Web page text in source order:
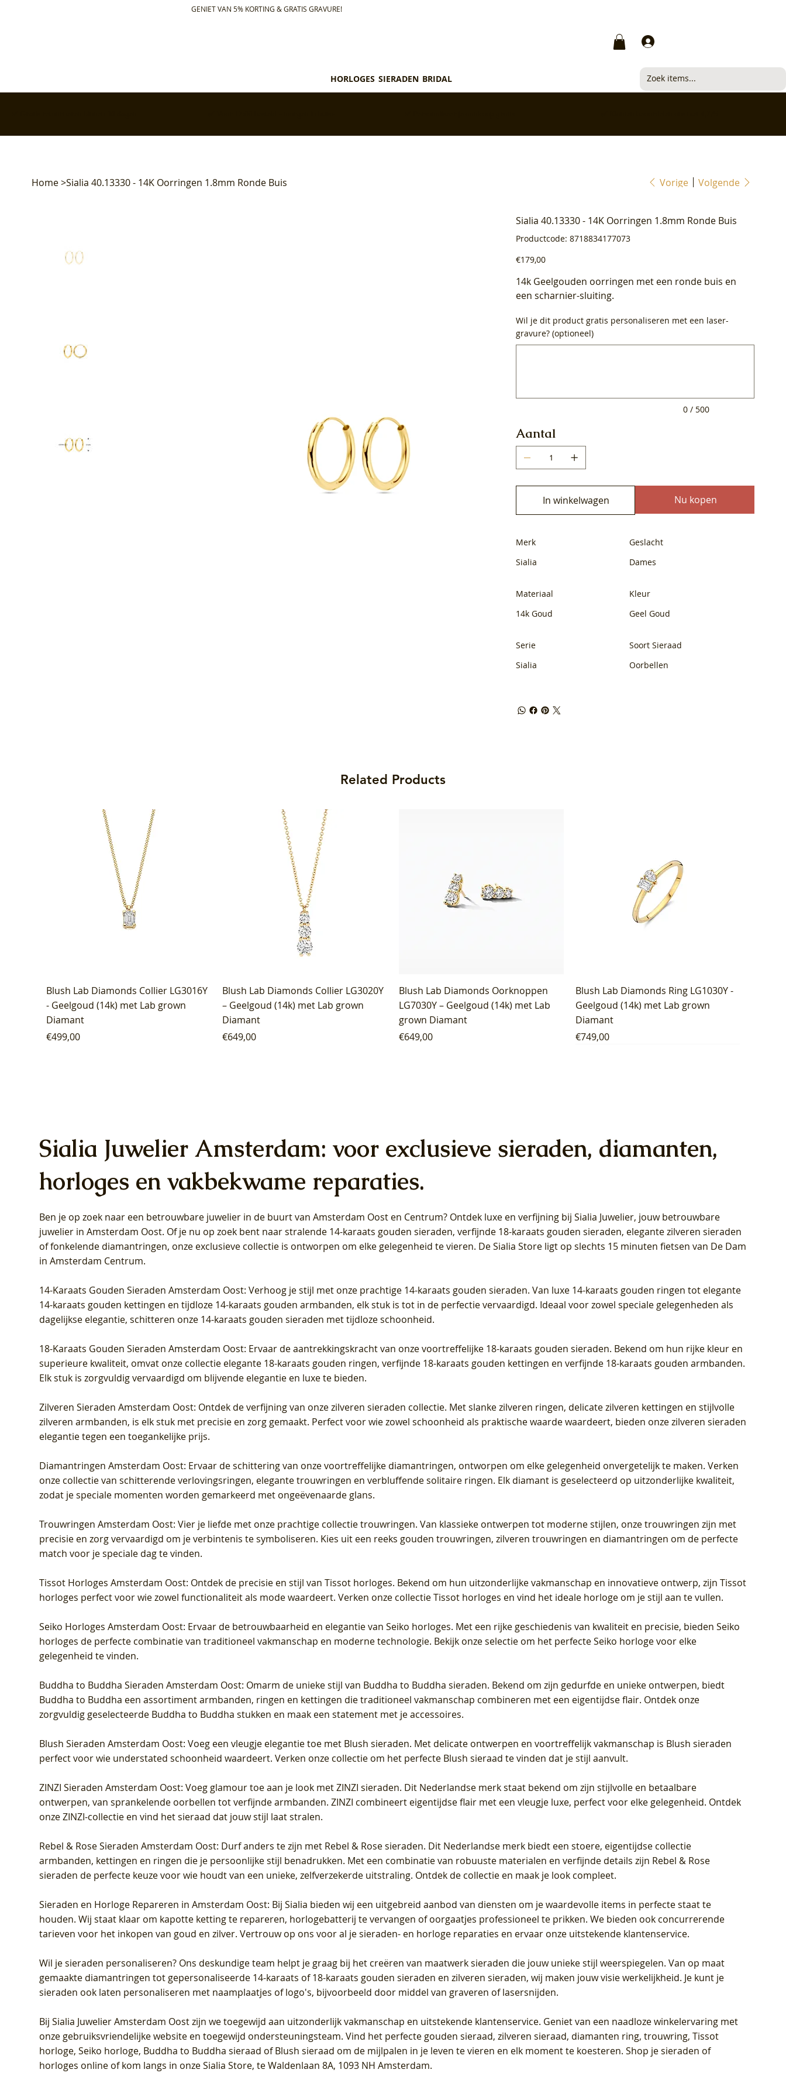
GENIET VAN 5% KORTING & GRATIS GRAVURE!
HORLOGES SIERADEN BRIDAL
Home>Sialia 40.13330 - 14K Oorringen 1.8mm Ronde Buis Vorige Volgende
Sialia 40.13330 - 14K Oorringen 1.8mm Ronde Buis
Productcode: Productcode
8718834177073
8718834177073
Prijs
€179,00
14k Geelgouden oorringen met een ronde buis en
een scharnier-sluiting.
Wil je dit product gratis personaliseren met een laser-
gravure? (optioneel)
0 / 500
Aantal
In winkelwagen Nu kopen
Merk
Sialia
Geslacht
Dames
Materiaal
14k Goud
Kleur
Geel Goud
Serie
Sialia
Soort Sieraad
Oorbellen
Related Products
Blush Lab Diamonds Collier LG3016Y
- Geelgoud (14k) met Lab grown
Diamant
Price
€499,00
Blush Lab Diamonds Collier LG3020Y
– Geelgoud (14k) met Lab grown
Diamant
Price
€649,00
Blush Lab Diamonds Oorknoppen
LG7030Y – Geelgoud (14k) met Lab
grown Diamant
Price
€649,00
Blush Lab Diamonds Ring LG1030Y -
Geelgoud (14k) met Lab grown
Diamant
Price
€749,00
Blush Lab Diamonds Oorhangers
LG9006Y/S - Geelgoud (14k) met Lab
grown Diamant
Blush Lab Diamonds Oorhangers
LG9007Y/S - Geelgoud (14k) met Lab
grown Diamant
Blush Lab Diamonds Ring LG1028Y -
Geelgoud (14k) met Lab grown
Diamant
Blush Lab Diamonds Collier LG3014Y
- Geelgoud (14k) met Lab grown
Diamant
Blush Lab Diamonds Collier LG3019Y
– Geelgoud (14k) met Lab grown
Diamant
Blush Lab Diamonds Ring LG1042Y –
Geelgoud (14k) met Lab grown
Diamant
Blush Lab Diamonds Oorknoppen
LG7027Y - Geelgoud (14k) met Lab
grown Diamant
Blush Lab Diamonds Ring LG1029Y -
Geelgoud (14k) met Lab grown
Diamant
Blush Lab Diamonds Ring LG1031Y -
Geelgoud (14k) met Lab grown
Diamant
Blush Lab Diamonds Ring LG1044Y –
Geelgoud (14k) met Lab grown
Diamant
Blush Lab Diamonds Oorknoppen
LG7026Y - Geelgoud (14k) met Lab
grown Diamant
Blush Lab Diamonds Oorknoppen
LG7033Y – Geelgoud (14k) met Lab
grown Diamant
Sialia Juwelier Amsterdam: voor exclusieve sieraden, diamanten,
horloges en vakbekwame reparaties.
Ben je op zoek naar een betrouwbare juwelier in de buurt van Amsterdam Oost en Centrum? Ontdek luxe en verfijning bij Sialia Juwelier, jouw betrouwbare
juwelier in Amsterdam Oost. Of je nu op zoek bent naar stralende 14-karaats gouden sieraden, verfijnde 18-karaats gouden sieraden, elegante zilveren sieraden
of fonkelende diamantringen, onze exclusieve collectie is ontworpen om elke gelegenheid te vieren. De Sialia Store ligt op slechts 15 minuten fietsen van De Dam
in Amsterdam Centrum.
14-Karaats Gouden Sieraden Amsterdam Oost: Verhoog je stijl met onze prachtige 14-karaats gouden sieraden. Van luxe 14-karaats gouden ringen tot elegante
14-karaats gouden kettingen en tijdloze 14-karaats gouden armbanden, elk stuk is tot in de perfectie vervaardigd. Ideaal voor zowel speciale gelegenheden als
dagelijkse elegantie, schitteren onze 14-karaats gouden sieraden met tijdloze schoonheid.
18-Karaats Gouden Sieraden Amsterdam Oost: Ervaar de aantrekkingskracht van onze voortreffelijke 18-karaats gouden sieraden. Bekend om hun rijke kleur en
superieure kwaliteit, omvat onze collectie elegante 18-karaats gouden ringen, verfijnde 18-karaats gouden kettingen en verfijnde 18-karaats gouden armbanden.
Elk stuk is zorgvuldig vervaardigd om blijvende elegantie en luxe te bieden.
Zilveren Sieraden Amsterdam Oost: Ontdek de verfijning van onze zilveren sieraden collectie. Met slanke zilveren ringen, delicate zilveren kettingen en stijlvolle
zilveren armbanden, is elk stuk met precisie en zorg gemaakt. Perfect voor wie zowel schoonheid als praktische waarde waardeert, bieden onze zilveren sieraden
elegantie tegen een toegankelijke prijs.
Diamantringen Amsterdam Oost: Ervaar de schittering van onze voortreffelijke diamantringen, ontworpen om elke gelegenheid onvergetelijk te maken. Verken
onze collectie van schitterende verlovingsringen, elegante trouwringen en verbluffende solitaire ringen. Elk diamant is geselecteerd op uitzonderlijke kwaliteit,
zodat je speciale momenten worden gemarkeerd met ongeëvenaarde glans.
Trouwringen Amsterdam Oost: Vier je liefde met onze prachtige collectie trouwringen. Van klassieke ontwerpen tot moderne stijlen, onze trouwringen zijn met
precisie en zorg vervaardigd om je verbintenis te symboliseren. Kies uit een reeks gouden trouwringen, zilveren trouwringen en diamantringen om de perfecte
match voor je speciale dag te vinden.
Tissot Horloges Amsterdam Oost: Ontdek de precisie en stijl van Tissot horloges. Bekend om hun uitzonderlijke vakmanschap en innovatieve ontwerp, zijn Tissot
horloges perfect voor wie zowel functionaliteit als mode waardeert. Verken onze collectie Tissot horloges en vind het ideale horloge om je stijl aan te vullen.
Seiko Horloges Amsterdam Oost: Ervaar de betrouwbaarheid en elegantie van Seiko horloges. Met een rijke geschiedenis van kwaliteit en precisie, bieden Seiko
horloges de perfecte combinatie van traditioneel vakmanschap en moderne technologie. Bekijk onze selectie om het perfecte Seiko horloge voor elke
gelegenheid te vinden.
Buddha to Buddha Sieraden Amsterdam Oost: Omarm de unieke stijl van Buddha to Buddha sieraden. Bekend om zijn gedurfde en unieke ontwerpen, biedt
Buddha to Buddha een assortiment armbanden, ringen en kettingen die traditioneel vakmanschap combineren met een eigentijdse flair. Ontdek onze
zorgvuldig geselecteerde Buddha to Buddha stukken en maak een statement met je accessoires.
Blush Sieraden Amsterdam Oost: Voeg een vleugje elegantie toe met Blush sieraden. Met delicate ontwerpen en voortreffelijk vakmanschap is Blush sieraden
perfect voor wie understated schoonheid waardeert. Verken onze collectie om het perfecte Blush sieraad te vinden dat je stijl aanvult.
ZINZI Sieraden Amsterdam Oost: Voeg glamour toe aan je look met ZINZI sieraden. Dit Nederlandse merk staat bekend om zijn stijlvolle en betaalbare
ontwerpen, van sprankelende oorbellen tot verfijnde armbanden. ZINZI combineert eigentijdse flair met een vleugje luxe, perfect voor elke gelegenheid. Ontdek
onze ZINZI-collectie en vind het sieraad dat jouw stijl laat stralen.
Rebel & Rose Sieraden Amsterdam Oost: Durf anders te zijn met Rebel & Rose sieraden. Dit Nederlandse merk biedt een stoere, eigentijdse collectie
armbanden, kettingen en ringen die je persoonlijke stijl benadrukken. Met een combinatie van robuuste materialen en verfijnde details zijn Rebel & Rose
sieraden de perfecte keuze voor wie houdt van een unieke, zelfverzekerde uitstraling. Ontdek de collectie en maak je look compleet.
Sieraden en Horloge Repareren in Amsterdam Oost: Bij Sialia bieden wij een uitgebreid aanbod van diensten om je waardevolle items in perfecte staat te
houden. Wij staat klaar om kapotte ketting te repareren, horlogebatterij te vervangen of oorgaatjes professioneel te prikken. We bieden ook concurrerende
tarieven voor het inkopen van goud en zilver. Vertrouw op ons voor al je sieraden- en horloge reparaties en ervaar onze uitstekende klantenservice.
Wil je sieraden personaliseren? Ons deskundige team helpt je graag bij het creëren van maatwerk sieraden die jouw unieke stijl weerspiegelen. Van op maat
gemaakte diamantringen tot gepersonaliseerde 14-karaats of 18-karaats gouden sieraden en zilveren sieraden, wij maken jouw visie werkelijkheid. Je kunt je
sieraden ook laten personaliseren met naamplaatjes of logo's, bijvoorbeeld door middel van graveren of lasersnijden.
BijSialia Juwelier Amsterdam Oostzijn we toegewijd aan uitzonderlijk vakmanschap en uitstekende klantenservice. Geniet van een naadloze winkelervaring met
onze gebruiksvriendelijke website en toegewijd ondersteuningsteam. Vind het perfecte gouden sieraad, zilveren sieraad, diamanten ring, trouwring, Tissot
horloge, Seiko horloge, Buddha to Buddha sieraad of Blush sieraad om de mijlpalen in je leven te vieren en elk moment te koesteren. Shop je sieraden of
horloges online of kom langs in onze Sialia Store, te Waldenlaan 8A, 1093 NH Amsterdam.